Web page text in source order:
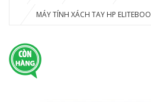
MÁY TÍNH XÁCH TAY HP